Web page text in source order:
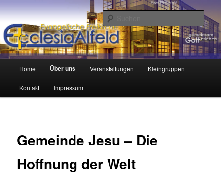
Zum
Inhalt
wechseln
Home Über uns Veranstaltungen Kleingruppen
Kontakt Impressum
Gemeinde Jesu – Die
Hoffnung der Welt